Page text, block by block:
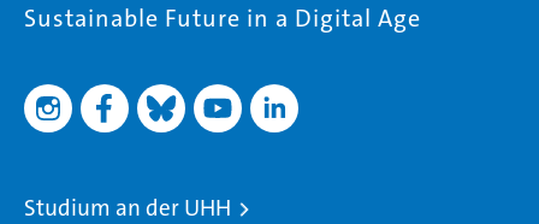
Sustainable Future in a Digital Age
Studium an der UHH